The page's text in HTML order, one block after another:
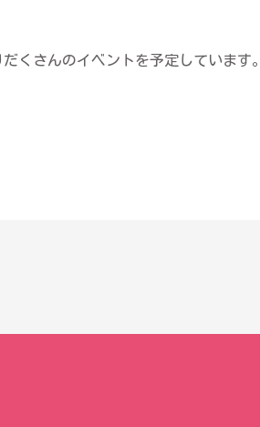
くさんのイベントを予定しています。